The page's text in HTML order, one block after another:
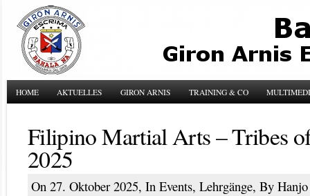
HOME AKTUELLES GIRON ARNIS TRAINING & CO
Filipino Martial Arts – Tribes
2025
On 27. Oktober 2025, In Events, Lehrgänge, By